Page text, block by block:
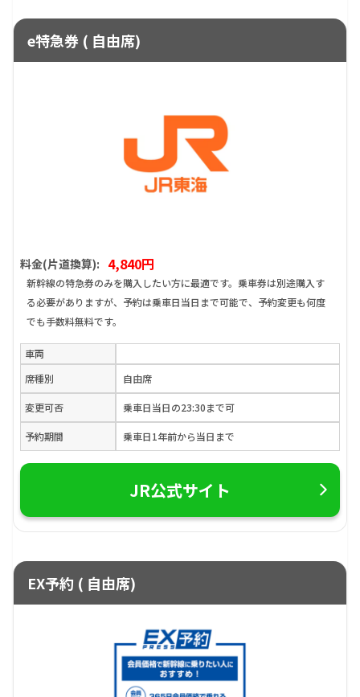
e特急券 ( 自由席)
料金(片道換算): 4,840円
新幹線の特急券のみを購入したい方に最適です。乗車券は別途購入す
る必要がありますが、予約は乗車日当日まで可能で、予約変更も何度
でも手数料無料です。
車両
席種別
自由席
変更可否 乗車日当日の23:30まで可
予約期間 乗車日1年前から当日まで
JR公式サイト
EX予約 ( 自由席)